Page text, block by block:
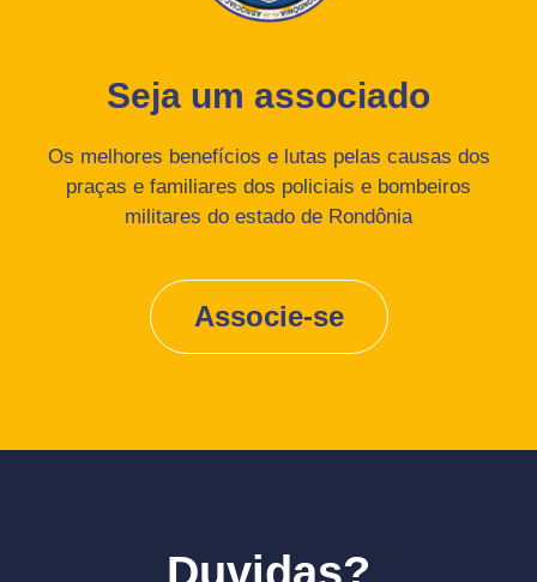
Seja um associado
Os melhores benefícios e lutas pelas causas dos
praças e familiares dos policiais e bombeiros
militares do estado de Rondônia
Associe-se
Duvidas?